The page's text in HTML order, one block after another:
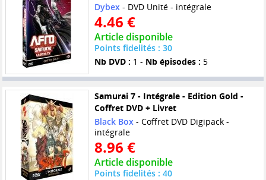
Dybex - DVD Unité - intégrale
4.46 €
Article disponible
Points fidelités : 30
Nb DVD : 1 - Nb épisodes : 5
Samurai 7 - Intégrale - Edition Gold -
Coffret DVD + Livret
Black Box - Coffret DVD Digipack -
intégrale
8.96 €
Article disponible
Points fidelités : 40